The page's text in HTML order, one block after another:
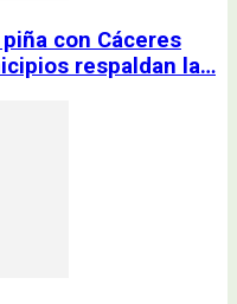
con Cáceres
respaldan la…